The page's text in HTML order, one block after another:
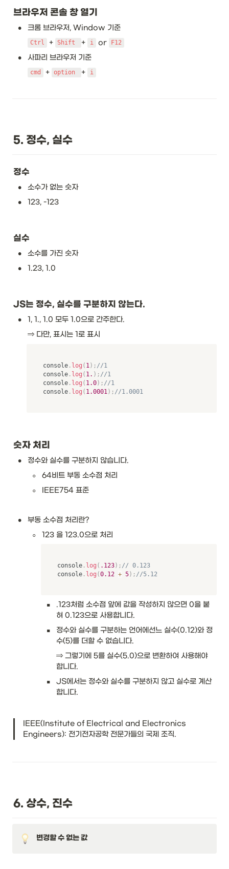
브라우저 콘솔 창 열기
• 크롬 브라우저, Window 기준
Ctrl + Shift + i or F12
• 사파리 브라우저 기준
cmd + option + i
5. 정수, 실수
정수
• 소수가 없는 숫자
• 123, -123
실수
• 소수를 가진 숫자
• 1.23, 1.0
JS는 정수, 실수를 구분하지 않는다.
•
1, 1., 1.0 모두 1.0으로 간주한다.
⇒ 다만, 표시는 1로 표시
console . log ( 1 ) ; //1
console . log ( 1. ) ; //1
console . log ( 1.0 ) ; //1
console . log ( 1.0001 ) ; //1.0001
숫자 처리
• 정수와 실수를 구분하지 않습니다.
◦ 64비트 부동 소수점 처리
◦ IEEE754 표준
• 부동 소수점 처리란?
◦ 123 을 123.0으로 처리
console . log ( .123 ) ; // 0.123
console . log (0.12 + 5 ) ; //5.12
▪
.123처럼 소수점 앞에 값을 작성하지 않으면 0을 붙
혀 0.123으로 사용합니다.
▪
정수와 실수를 구분하는 언어에선느 실수(0.12)와 정
수(5)를 더할 수 없습니다.
⇒ 그렇기에 5를 실수(5.0)으로 변환하여 사용해야
합니다.
▪
JS에서는 정수와 실수를 구분하지 않고 실수로 계산
합니다.
IEEE(Institute of Electrical and Electronics
Engineers): 전기전자공학 전문가들의 국제 조직.
6. 상수, 진수
변경할 수 없는 값